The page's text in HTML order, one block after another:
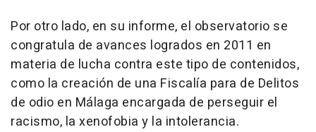
Por otro lado, en su informe, el observatorio se
congratula de avances logrados en 2011 en
materia de lucha contra este tipo de contenidos,
como la creación de una Fiscalía para de Delitos
de odio en Málaga encargada de perseguir el
racismo, la xenofobia y la intolerancia.